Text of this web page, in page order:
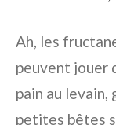
Ah, les
peuvent jouer
pain au
petites bêtes